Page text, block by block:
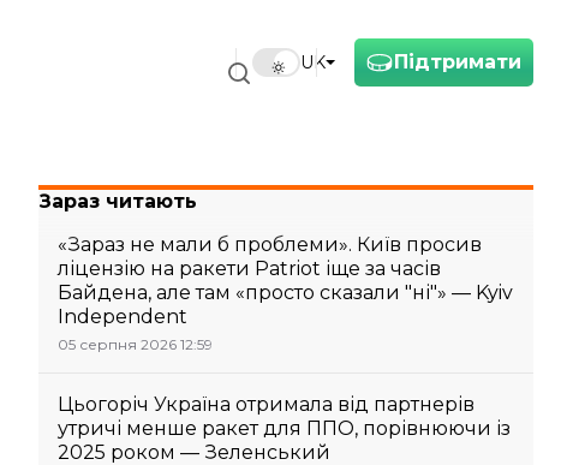
Підтримати
UK
Зараз читають
«Зараз не мали б проблеми». Київ просив
ліцензію на ракети Patriot іще за часів
Байдена, але там «просто сказали "ні"» — Kyiv
Independent
05 серпня 2026 12:59
Цьогоріч Україна отримала від партнерів
утричі менше ракет для ППО, порівнюючи із
2025 роком — Зеленський